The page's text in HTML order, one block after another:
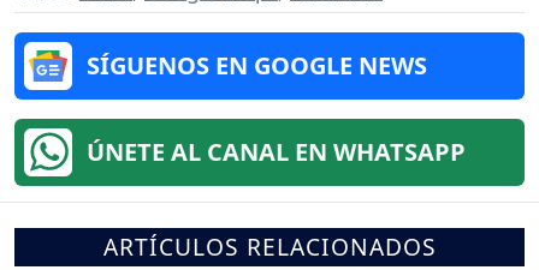
SÍGUENOS EN GOOGLE NEWS
ÚNETE AL CANAL EN WHATSAPP
ARTÍCULOS RELACIONADOS